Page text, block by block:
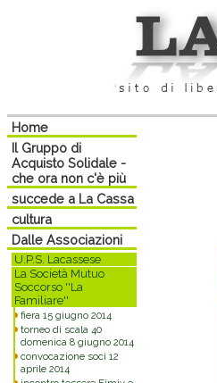
Home
Il Gruppo di
Acquisto Solidale -
che ora non c'è più
succede a La Cassa
cultura
Dalle Associazioni
U.P.S. Lacassese
La Società Mutuo
Soccorso ''La
Familiare''
fiera 15 giugno 2014
torneo di scala 40
domenica 8 giugno 2014
convocazione soci 12
aprile 2014